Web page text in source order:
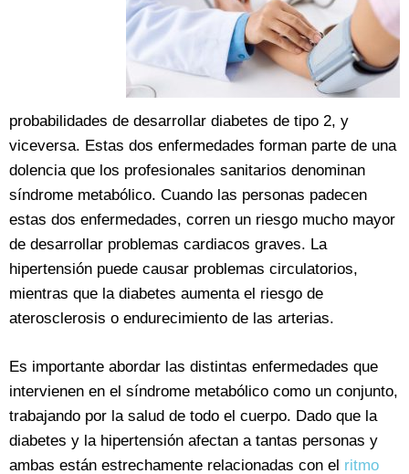
probabilidades de desarrollar diabetes de tipo 2, y
viceversa. Estas dos enfermedades forman parte de una
dolencia que los profesionales sanitarios denominan
síndrome metabólico. Cuando las personas padecen
estas dos enfermedades, corren un riesgo mucho mayor
de desarrollar problemas cardiacos graves. La
hipertensión puede causar problemas circulatorios,
mientras que la diabetes aumenta el riesgo de
aterosclerosis o endurecimiento de las arterias.
Es importante abordar las distintas enfermedades que
intervienen en el síndrome metabólico como un conjunto,
trabajando por la salud de todo el cuerpo. Dado que la
diabetes y la hipertensión afectan a tantas personas y
ambas están estrechamente relacionadas con el ritmo